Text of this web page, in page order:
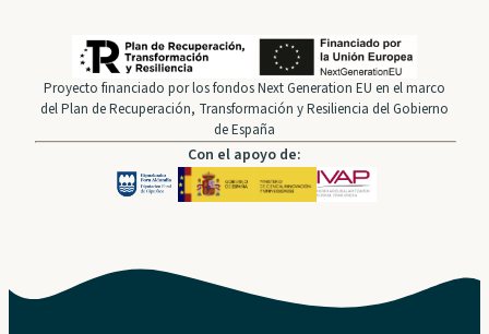
Proyecto financiado por los fondos Next Generation EU en el marco
del Plan de Recuperación, Transformación y Resiliencia del Gobierno
de España
Con el apoyo de: